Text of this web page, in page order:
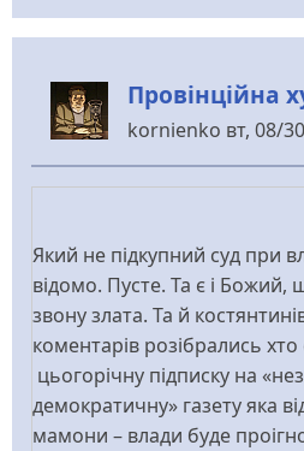
Провінційна
kornienko вт, 08/
Який не підкупний суд при
відомо. Пусте. Та є і Божий,
звону злата. Та й
коментарів розібрались
цьогорічну підписку на
демократичну» газету яка
мамони – влади буде